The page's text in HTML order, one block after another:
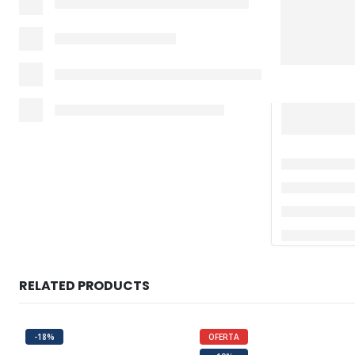
RELATED PRODUCTS
-18%
OFERTA